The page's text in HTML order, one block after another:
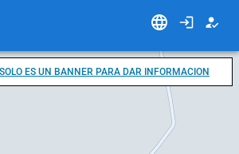
ES UN BANNER PARA DAR INFORMACION